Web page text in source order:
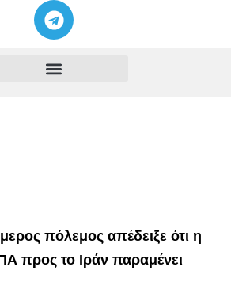
πόλεμος απέδειξε ότι η
προς το Ιράν παραμένει